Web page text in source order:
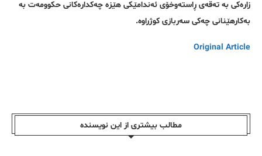
زارەکی بە تەقەی ڕاستەوخۆی ئەندامێکی هێزە چەکدارەکانی حکوومەت بە
بەکارهێنانی چەکی سەربازی کوژراوە.
Original Article
مطالب بیشتری از این نویسندە